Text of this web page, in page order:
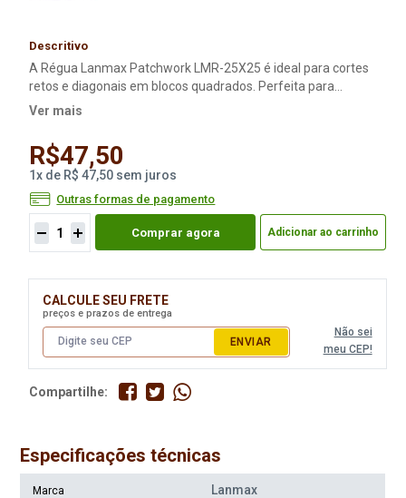
Descritivo
A Régua Lanmax Patchwork LMR-25X25 é ideal para cortes
retos e diagonais em blocos quadrados. Perfeita para
patchwork, oferece precisão, resistência e excelente
Ver mais
R$47,50
1x de R$ 47,50 sem juros
Outras formas de pagamento
Comprar agora Adicionar ao carrinho
CALCULE SEU FRETE
preços e prazos de entrega
ENVIAR
Não sei
meu CEP!
Compartilhe:
Especificações técnicas
Marca Lanmax